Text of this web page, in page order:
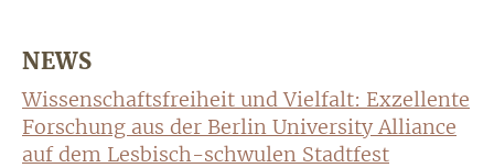
NEWS
Wissenschaftsfreiheit und Vielfalt: Exzellente
Forschung aus der Berlin University Alliance
auf dem Lesbisch-schwulen Stadtfest